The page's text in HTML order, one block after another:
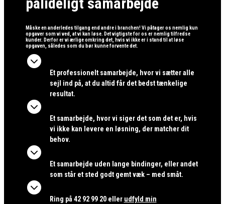
Måske en anderledes tilgang end andre i branchen! Vi påtager os nemlig kun
opgaver som vi ved, at vi kan løse. Det vigtigste for os er nemlig tilfredse
kunder. Derfor er vi ærlige omkring det, hvis vi ikke er i stand til at løse
opgaven, således som du bør kunne forvente det.

Et professionelt samarbejde, hvor vi sætter alle
sejl ind på, at du altid får det bedst tænkelige
resultat.

Et samarbejde, hvor vi siger det som det er, hvis
vi ikke kan levere en løsning, der matcher dit
behov.

Et samarbejde uden lange bindinger, eller andet
som står et sted godt gemt væk – med småt.

Ring på 42 92 99 20 eller udfyld min